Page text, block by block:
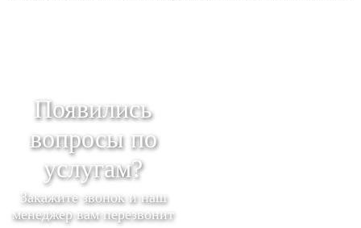
Появились
вопросы по
услугам?
Закажите звонок и наш
менеджер вам перезвонит